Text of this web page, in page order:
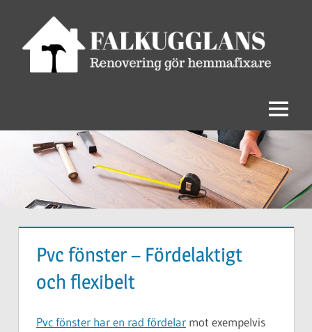
innehållBygg
Meny
Pvc fönster – Fördelaktigt
och flexibelt
Pvc fönster har en rad fördelar mot exempelvis